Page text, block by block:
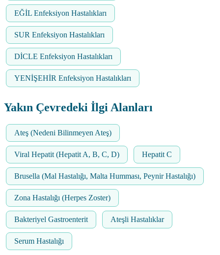
EĞİL Enfeksiyon Hastalıkları
SUR Enfeksiyon Hastalıkları
DİCLE Enfeksiyon Hastalıkları
YENİŞEHİR Enfeksiyon Hastalıkları
Yakın Çevredeki İlgi Alanları
Ateş (Nedeni Bilinmeyen Ateş)
Viral Hepatit (Hepatit A, B, C, D) Hepatit C
Brusella (Mal Hastalığı, Malta Humması, Peynir Hastalığı)
Zona Hastalığı (Herpes Zoster)
Bakteriyel Gastroenterit Ateşli Hastalıklar
Serum Hastalığı